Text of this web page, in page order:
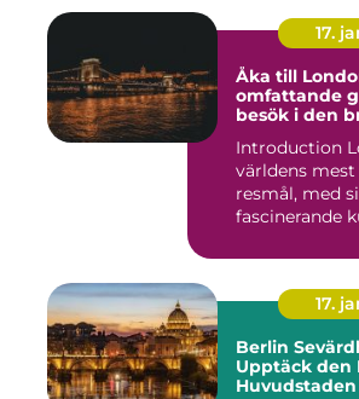
17.
Åka till
omfattande
besök i den
Introduction London är en av
världens mest
resmål, med
fascinerande
17.
Berlin
Upptäck den
Huvudstaden